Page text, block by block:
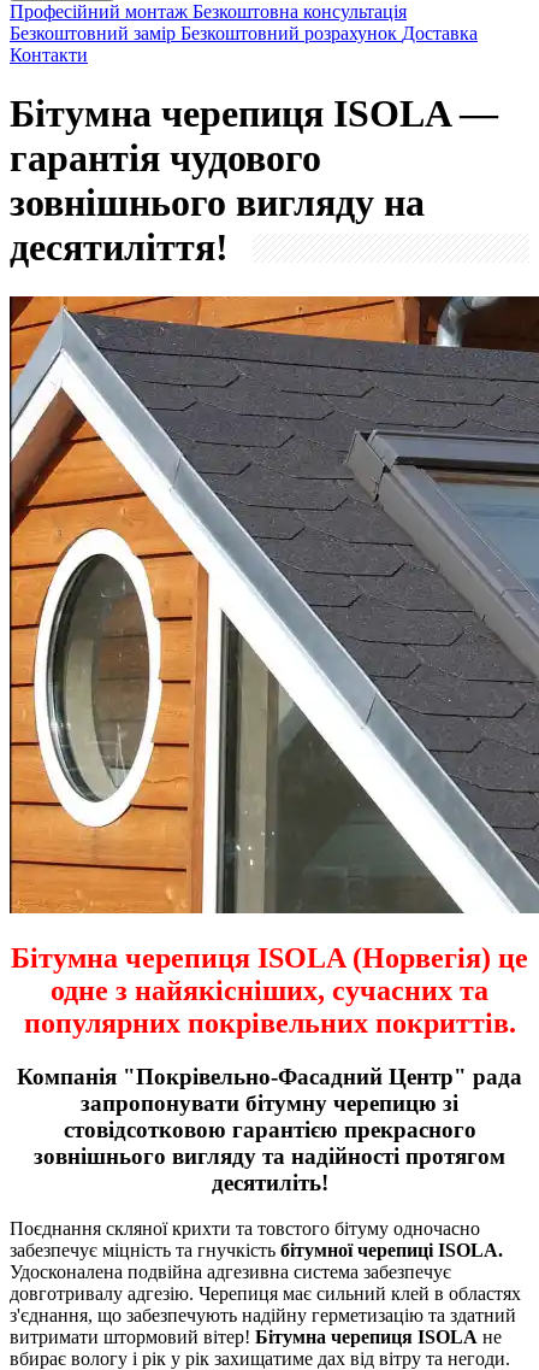
Професійний монтаж Безкоштовна консультація
Безкоштовний замір Безкоштовний розрахунок Доставка
Контакти
Бітумна черепиця ISOLA —
гарантія чудового
зовнішнього вигляду на
десятиліття!
Бітумна черепиця ISOLA (Норвегія) це
одне з найякісніших, сучасних та
популярних покрівельних покриттів.
Компанія "Покрівельно-Фасадний Центр" рада
запропонувати бітумну черепицю зі
стовідсотковою гарантією прекрасного
зовнішнього вигляду та надійності протягом
десятиліть!
Поєднання скляної крихти та товстого бітуму одночасно
забезпечує міцність та гнучкість бітумної черепиці ISOLA.
Удосконалена подвійна адгезивна система забезпечує
довготривалу адгезію. Черепиця має сильний клей в областях
з'єднання, що забезпечують надійну герметизацію та здатний
витримати штормовий вітер! Бітумна черепиця ISOLA не
вбирає вологу і рік у рік захищатиме дах від вітру та негоди.